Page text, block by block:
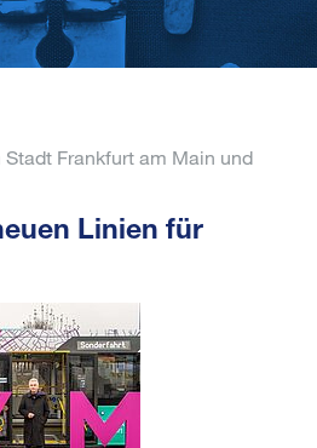
Frankfurt am Main und
Linien für